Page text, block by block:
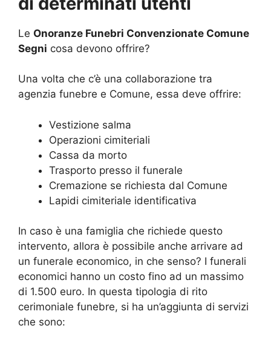
Le Onoranze Funebri Convenzionate Comune
Segni cosa devono offrire?
Una volta che c’è una collaborazione tra
agenzia funebre e Comune, essa deve offrire:
Vestizione salma
Operazioni cimiteriali
Cassa da morto
Trasporto presso il funerale
Cremazione se richiesta dal Comune
Lapidi cimiteriale identificativa
In caso è una famiglia che richiede questo
intervento, allora è possibile anche arrivare ad
un funerale economico, in che senso? I funerali
economici hanno un costo fino ad un massimo
di 1.500 euro. In questa tipologia di rito
cerimoniale funebre, si ha un’aggiunta di servizi
che sono: